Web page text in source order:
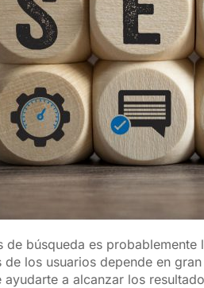
búsqueda es
los usuarios depende en
a alcanzar los